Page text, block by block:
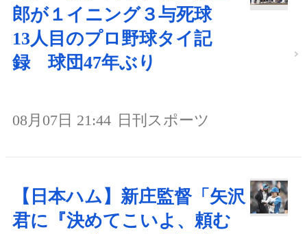
郎が１イニング３与死球
13人目のプロ野球タイ記
録 球団47年ぶり
08月07日 21:44 日刊スポーツ
【日本ハム】新庄監督「矢沢
君に『決めてこいよ、頼む